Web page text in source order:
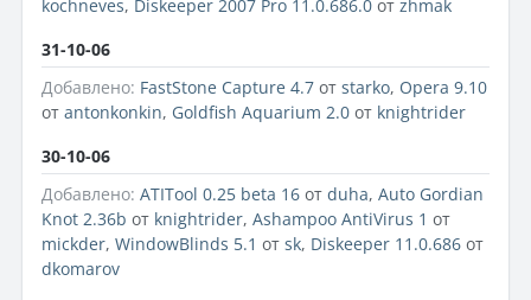
kochneves, Diskeeper 2007 Pro 11.0.686.0 от zhmak
31-10-06
Добавлено: FastStone Capture 4.7 от starko, Opera 9.10
от antonkonkin, Goldfish Aquarium 2.0 от knightrider
30-10-06
Добавлено: ATITool 0.25 beta 16 от duha, Auto Gordian
Knot 2.36b от knightrider, Ashampoo AntiVirus 1 от
mickder, WindowBlinds 5.1 от sk, Diskeeper 11.0.686 от
dkomarov